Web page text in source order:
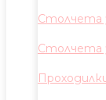
Столчета
Столчета